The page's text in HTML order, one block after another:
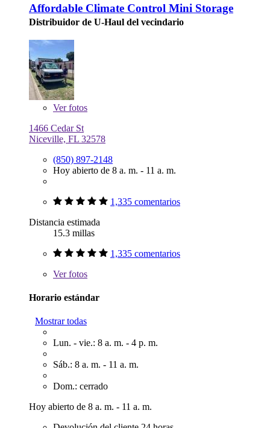
Affordable Climate Control Mini Storage
Distribuidor de U-Haul del vecindario
Verfotos
1466 Cedar St
Niceville, FL 32578
(850) 897-2148
Hoy abierto de 8 a. m. - 11 a. m.
1,335 comentarios
Distancia estimada
15.3 millas
1,335 comentarios
Verfotos
Horario estándar
Mostrar todas
Lun. - vie.: 8 a. m. - 4 p. m.
Sáb.: 8 a. m. - 11 a. m.
Dom.: cerrado
Hoy abierto de 8 a. m. - 11 a. m.